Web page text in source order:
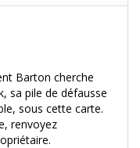
Barton cherche
sa pile de défausse
sous cette carte.
renvoyez